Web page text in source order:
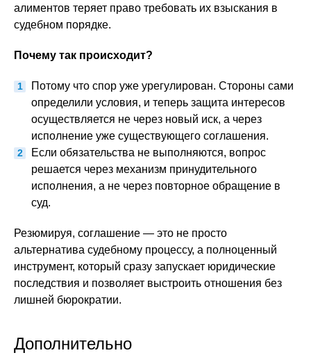
алиментов теряет право требовать их взыскания в
судебном порядке.
Почему так происходит?
Потому что спор уже урегулирован. Стороны сами
определили условия, и теперь защита интересов
осуществляется не через новый иск, а через
исполнение уже существующего соглашения.
Если обязательства не выполняются, вопрос
решается через механизм принудительного
исполнения, а не через повторное обращение в
суд.
Резюмируя, соглашение — это не просто
альтернатива судебному процессу, а полноценный
инструмент, который сразу запускает юридические
последствия и позволяет выстроить отношения без
лишней бюрократии.
Дополнительно